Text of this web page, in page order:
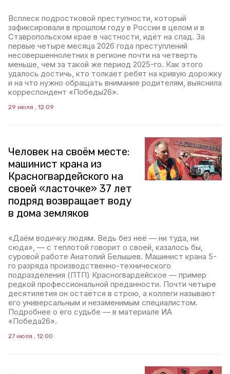
Всплеск подростковой преступности, который
зафиксировали в прошлом году в России в целом и в
Ставропольском крае в частности, идёт на спад. За
первые четыре месяца 2026 года преступлений
несовершеннолетних в регионе почти на четверть
меньше, чем за такой же период 2025-го. Как этого
удалось достичь, кто толкает ребят на кривую дорожку
и на что нужно обращать внимание родителям, выяснила
корреспондент «Победы26».
29 июля , 12:09
Человек на своём месте:
машинист крана из
Красногвардейского на
своей «ласточке» 37 лет
подряд возвращает воду
в дома земляков
«Даём водичку людям. Ведь без неё — ни туда, ни
сюда», — с теплотой говорит о своей, казалось бы,
суровой работе Анатолий Белышев. Машинист крана 5-
го разряда производственно-технического
подразделения (ПТП) Красногвардейское — пример
редкой профессиональной преданности. Почти четыре
десятилетия он остаётся в строю, а коллеги называют
его универсальным и незаменимым специалистом.
Подробнее о его судьбе — в материале ИА
«Победа26».
27 июля , 12:00